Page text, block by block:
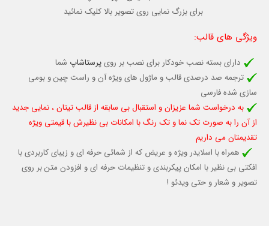
برای بزرگ نمایی روی تصویر بالا کلیک نمائید
ویژگی های قالب:
دارای بسته نصب خودکار برای نصب بر رویپرستاشاپ شما
ترجمه صد درصدی قالب و ماژول های ویژه آن و راست چین و بومی
سازی شده فارسی
به درخواست شما عزیزان و استقبال بی سابقه از قالب تیتان ، نمایی جدید
از آن را به صورت تک نما و تک رنگ با امکانات بی نظیرش با قیمتی ویژه
تقدیمتان می داریم
همراه با اسلایدر ویژه و عریض که از شمائی حرفه ای و زیبای کاربردی با
افکتی بی نظیر با امکان پیکربندی و تنظیمات حرفه ای و افزودن متن بر روی
تصویر و شعار و حتی ویدئو !